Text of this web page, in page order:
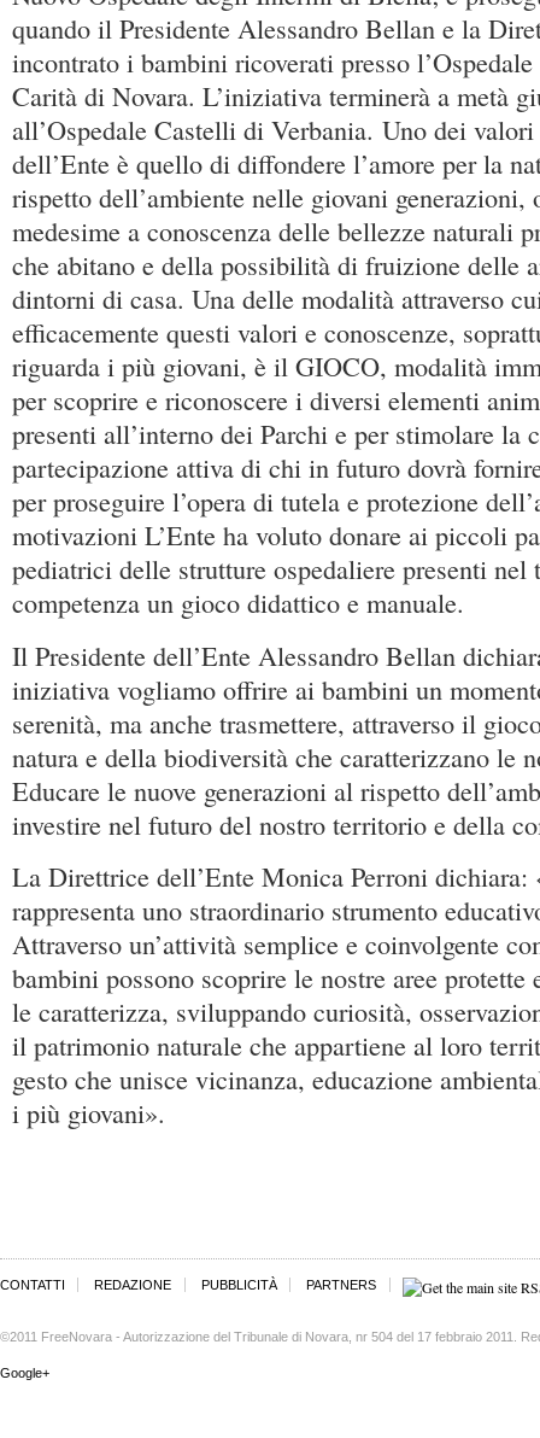
quando il Presidente Alessandro Bellan e la
incontrato i bambini ricoverati presso
Carità di Novara. L’iniziativa terminerà a metà
all’Ospedale Castelli di Verbania. Uno dei
dell’Ente è quello di diffondere l’amore per la
rispetto dell’ambiente nelle giovani generazioni,
medesime a conoscenza delle bellezze naturali
che abitano e della possibilità di fruizione delle
dintorni di casa. Una delle modalità attraverso
efficacemente questi valori e conoscenze,
riguarda i più giovani, è il GIOCO, modalità
per scoprire e riconoscere i diversi elementi
presenti all’interno dei Parchi e per stimolare la
partecipazione attiva di chi in futuro dovrà
per proseguire l’opera di tutela e protezione
motivazioni L’Ente ha voluto donare ai piccoli
pediatrici delle strutture ospedaliere presenti
competenza un gioco didattico e manuale.
Il Presidente dell’Ente Alessandro Bellan
iniziativa vogliamo offrire ai bambini un
serenità, ma anche trasmettere, attraverso il
natura e della biodiversità che caratterizzano le
Educare le nuove generazioni al rispetto
investire nel futuro del nostro territorio e della
La Direttrice dell’Ente Monica Perroni dichiara:
rappresenta uno straordinario strumento
Attraverso un’attività semplice e coinvolgente
bambini possono scoprire le nostre aree protette
le caratterizza, sviluppando curiosità,
il patrimonio naturale che appartiene al loro
gesto che unisce vicinanza, educazione
i più giovani».
CONTATTI REDAZIONE PUBBLICITÀ PARTNERS
©2011 FreeNovara - Autorizzazione del Tribunale di Novara, nr 504 del 17 febbraio 2011.
Google+